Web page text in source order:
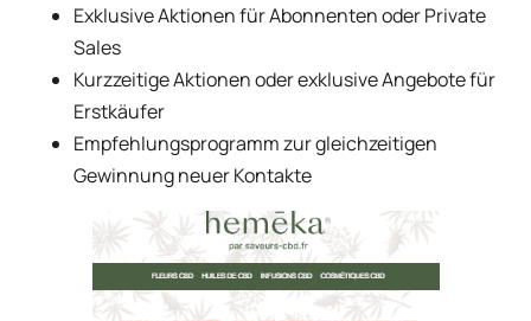
Exklusive Aktionen für Abonnenten oder Private
Sales
Kurzzeitige Aktionen oder exklusive Angebote für
Erstkäufer
Empfehlungsprogramm zur gleichzeitigen
Gewinnung neuer Kontakte